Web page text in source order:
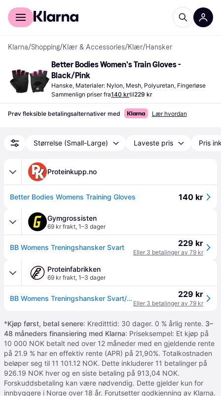
For kunder
Klarna/Shopping/Klær & Accessories/Klær/Hansker
Better Bodies Women's Train Gloves -
Black/Pink
Hanske, Materialer: Nylon, Mesh, Polyuretan, Fingerløse
Sammenlign priser fra140 krtil229 kr
Prøv fleksible betalingsalternativer med Lær hvordan
Størrelse (Small-Large) Laveste pris Pris
Proteinkupp.no
Better Bodies Womens Training Gloves 140 kr
Gymgrossisten
69 kr frakt, 1–3 dager
BB Womens Treningshansker Svart 229 kr
Eller 3 betalinger av 79 kr
Proteinfabrikken
69 kr frakt, 1–3 dager
BB Womens Treningshansker Svart/Rosa 229 kr
Eller 3 betalinger av 79 kr
*Kjøp først, betal senere: Kreditttid: 30 dager. 0 % årlig rente. 3–
48 måneders finansiering med Klarna: Priseksempel: Et kjøp på
10 000 NOK betalt ned over 12 måneder med en gjeldende rente
på 21.9 % har en effektiv rente (APR) på 21,90%. Totalkostnaden
beløper seg til 11 101.12 NOK. Dette inkluderer 11 betalinger på
926.19 NOK hver og en siste betaling på 913,04 NOK.
Forskuddsbetaling kan være nødvendig. Dette gjelder kun for
innbyggere i Norge over 18 år. Forutsetter godkjenning av Klarna.